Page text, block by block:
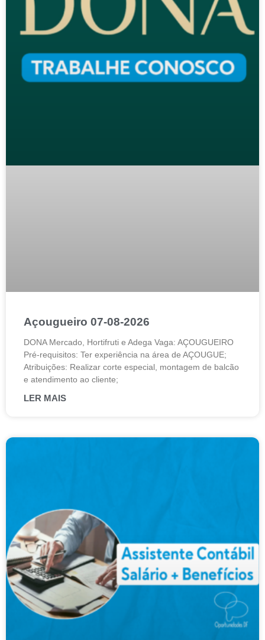
Açougueiro 07-08-2026
DONA Mercado, Hortifruti e Adega Vaga: AÇOUGUEIRO
Pré-requisitos: Ter experiência na área de AÇOUGUE;
Atribuições: Realizar corte especial, montagem de balcão
e atendimento ao cliente;
LER MAIS